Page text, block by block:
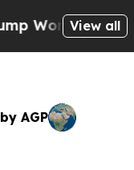
Crime
View all
AGP